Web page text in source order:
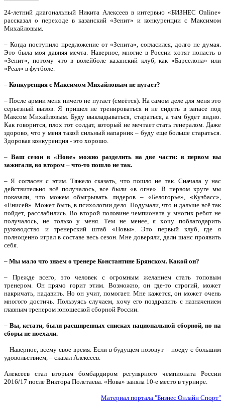
24-летний диагональный Никита Алексеев в интервью «БИЗНЕС Online»
рассказал о переходе в казанский «Зенит» и конкуренции с Максимом
Михайловым.
– Когда поступило предложение от «Зенита», согласился, долго не думая.
Это была моя давняя мечта. Наверное, многие в России хотят попасть в
«Зенит», потому что в волейболе казанский клуб, как «Барселона» или
«Реал» в футболе.
– Конкуренция с Максимом Михайловым не пугает?
– После армии меня ничего не пугает (смеётся). На самом деле для меня это
серьезный вызов. Я пришел не тренироваться и не сидеть в запасе под
Максом Михайловым. Буду выкладываться, стараться, а там будет видно.
Как говорится, плох тот солдат, который не мечтает стать генералом. Даже
здорово, что у меня такой сильный напарник – буду еще больше стараться.
Здоровая конкуренция - это хорошо.
– Ваш сезон в «Нове» можно разделить на две части: в первом вы
зажигали, во втором – что-то пошло не так.
– Я согласен с этим. Тяжело сказать, что пошло не так. Сначала у нас
действительно всё получалось, все были «в огне». В первом круге мы
показали, что можем обыгрывать лидеров – «Белогорье», «Кузбасс»,
«Енисей». Может быть, в психологии дело. Подумали, что и дальше всё так
пойдет, расслабились. Во второй половине чемпионата у многих ребят не
получалось, не только у меня. Тем не менее, я хочу поблагодарить
руководство и тренерский штаб «Новы». Это первый клуб, где я
полноценно играл в составе весь сезон. Мне доверяли, дали шанс проявить
себя.
– Мы мало что знаем о тренере Константине Брянском. Какой он?
– Прежде всего, это человек с огромным желанием стать топовым
тренером. Он прямо горит этим. Возможно, он где-то строгий, может
накричать, надавить. Но он учит, помогает. Мне кажется, он может очень
многого достичь. Пользуясь случаем, хочу его поздравить с назначением
главным тренером юношеской сборной России.
–Вы, кстати, были расширенных списках национальной сборной, но на
сборы не поехали.
– Наверное, всему свое время. Если в будущем позовут – поеду с большим
удовольствием, – сказал Алексеев.
Алексеев стал вторым бомбардиром регулярного чемпионата России
2016/17 после Виктора Полетаева. «Нова» заняла 10-е место в турнире.
Материал портала "Бизнес Онлайн Спорт"